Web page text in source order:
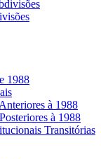
1988
à 1988
à 1988
Transitórias